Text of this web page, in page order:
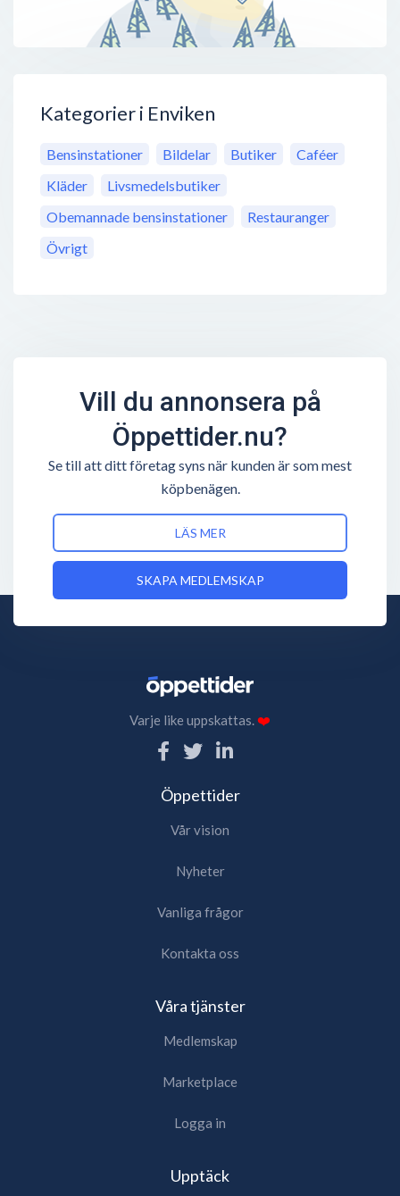
Kategorier i Enviken
Bensinstationer Bildelar Butiker
Caféer
Kläder
Livsmedelsbutiker
Obemannade bensinstationer
Restauranger
Övrigt
Vill du annonsera på
Öppettider.nu?
Se till att ditt företag syns när kunden är som mest
köpbenägen.
LÄS MER
SKAPA MEDLEMSKAP
Varje like uppskattas.❤️
Öppettider
Vår vision
Nyheter
Vanliga frågor
Kontakta oss
Våra tjänster
Medlemskap
Marketplace
Logga in
Upptäck